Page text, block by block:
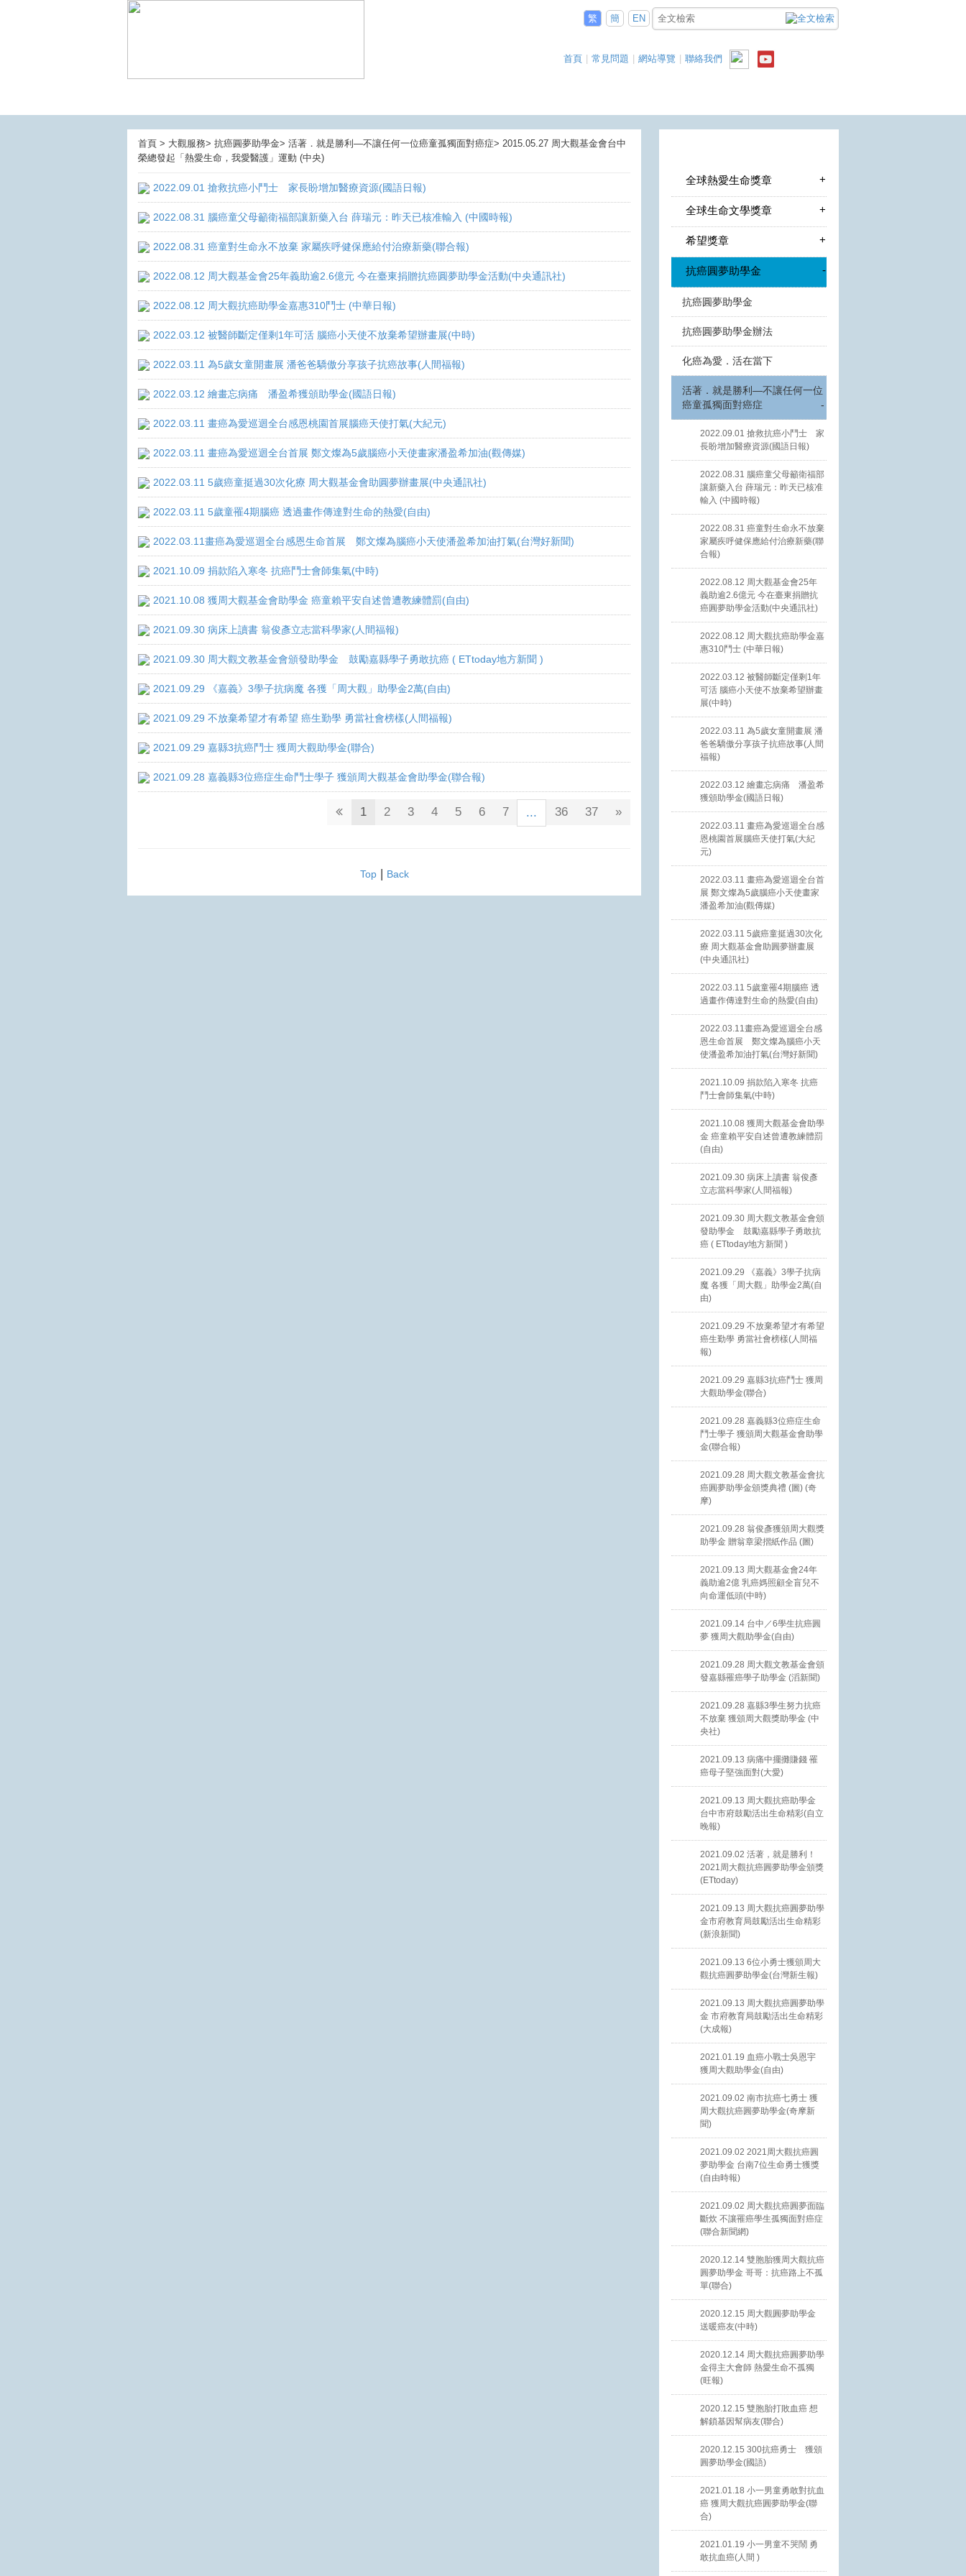
繁 簡 EN
首頁 常見問題 網站導覽 聯絡我們
首頁 > 大觀服務> 抗癌圓夢助學金> 活著．就是勝利—不讓任何一位癌童孤獨面對癌症> 2015.05.27 周大觀基金會台中
榮總發起「熱愛生命，我愛醫護」運動 (中央)
2022.09.01 搶救抗癌小鬥士 家長盼增加醫療資源(國語日報)
2022.08.31 腦癌童父母籲衛福部讓新藥入台 薛瑞元：昨天已核准輸入 (中國時報)
2022.08.31 癌童對生命永不放棄 家屬疾呼健保應給付治療新藥(聯合報)
2022.08.12 周大觀基金會25年義助逾2.6億元 今在臺東捐贈抗癌圓夢助學金活動(中央通訊社)
2022.08.12 周大觀抗癌助學金嘉惠310鬥士 (中華日報)
2022.03.12 被醫師斷定僅剩1年可活 腦癌小天使不放棄希望辦畫展(中時)
2022.03.11 為5歲女童開畫展 潘爸爸驕傲分享孩子抗癌故事(人間福報)
2022.03.12 繪畫忘病痛 潘盈希獲頒助學金(國語日報)
2022.03.11 畫癌為愛巡迴全台感恩桃園首展腦癌天使打氣(大紀元)
2022.03.11 畫癌為愛巡迴全台首展 鄭文燦為5歲腦癌小天使畫家潘盈希加油(觀傳媒)
2022.03.11 5歲癌童挺過30次化療 周大觀基金會助圓夢辦畫展(中央通訊社)
2022.03.11 5歲童罹4期腦癌 透過畫作傳達對生命的熱愛(自由)
2022.03.11畫癌為愛巡迴全台感恩生命首展 鄭文燦為腦癌小天使潘盈希加油打氣(台灣好新聞)
2021.10.09 捐款陷入寒冬 抗癌鬥士會師集氣(中時)
2021.10.08 獲周大觀基金會助學金 癌童賴平安自述曾遭教練體罰(自由)
2021.09.30 病床上讀書 翁俊彥立志當科學家(人間福報)
2021.09.30 周大觀文教基金會頒發助學金 鼓勵嘉縣學子勇敢抗癌 ( ETtoday地方新聞 )
2021.09.29 《嘉義》3學子抗病魔 各獲「周大觀」助學金2萬(自由)
2021.09.29 不放棄希望才有希望 癌生勤學 勇當社會榜樣(人間福報)
2021.09.29 嘉縣3抗癌鬥士 獲周大觀助學金(聯合)
2021.09.28 嘉義縣3位癌症生命鬥士學子 獲頒周大觀基金會助學金(聯合報)
1 2 3 4 5 6 7 ... 36 37 »
Top| Back
全球熱愛生命獎章 +
全球生命文學獎章 +
希望獎章 +
抗癌圓夢助學金 -
抗癌圓夢助學金
抗癌圓夢助學金辦法
化癌為愛．活在當下
活著．就是勝利—不讓任何一位
癌童孤獨面對癌症
-
2022.09.01 搶救抗癌小鬥士 家
長盼增加醫療資源(國語日報)
2022.08.31 腦癌童父母籲衛福部
讓新藥入台 薛瑞元：昨天已核准
輸入 (中國時報)
2022.08.31 癌童對生命永不放棄
家屬疾呼健保應給付治療新藥(聯
合報)
2022.08.12 周大觀基金會25年
義助逾2.6億元 今在臺東捐贈抗
癌圓夢助學金活動(中央通訊社)
2022.08.12 周大觀抗癌助學金嘉
惠310鬥士 (中華日報)
2022.03.12 被醫師斷定僅剩1年
可活 腦癌小天使不放棄希望辦畫
展(中時)
2022.03.11 為5歲女童開畫展 潘
爸爸驕傲分享孩子抗癌故事(人間
福報)
2022.03.12 繪畫忘病痛 潘盈希
獲頒助學金(國語日報)
2022.03.11 畫癌為愛巡迴全台感
恩桃園首展腦癌天使打氣(大紀
元)
2022.03.11 畫癌為愛巡迴全台首
展 鄭文燦為5歲腦癌小天使畫家
潘盈希加油(觀傳媒)
2022.03.11 5歲癌童挺過30次化
療 周大觀基金會助圓夢辦畫展
(中央通訊社)
2022.03.11 5歲童罹4期腦癌 透
過畫作傳達對生命的熱愛(自由)
2022.03.11畫癌為愛巡迴全台感
恩生命首展 鄭文燦為腦癌小天
使潘盈希加油打氣(台灣好新聞)
2021.10.09 捐款陷入寒冬 抗癌
鬥士會師集氣(中時)
2021.10.08 獲周大觀基金會助學
金 癌童賴平安自述曾遭教練體罰
(自由)
2021.09.30 病床上讀書 翁俊彥
立志當科學家(人間福報)
2021.09.30 周大觀文教基金會頒
發助學金 鼓勵嘉縣學子勇敢抗
癌 ( ETtoday地方新聞 )
2021.09.29 《嘉義》3學子抗病
魔 各獲「周大觀」助學金2萬(自
由)
2021.09.29 不放棄希望才有希望
癌生勤學 勇當社會榜樣(人間福
報)
2021.09.29 嘉縣3抗癌鬥士 獲周
大觀助學金(聯合)
2021.09.28 嘉義縣3位癌症生命
鬥士學子 獲頒周大觀基金會助學
金(聯合報)
2021.09.28 周大觀文教基金會抗
癌圓夢助學金頒獎典禮 (圖) (奇
摩)
2021.09.28 翁俊彥獲頒周大觀獎
助學金 贈翁章梁摺紙作品 (圖)
2021.09.13 周大觀基金會24年
義助逾2億 乳癌媽照顧全盲兒不
向命運低頭(中時)
2021.09.14 台中／6學生抗癌圓
夢 獲周大觀助學金(自由)
2021.09.28 周大觀文教基金會頒
發嘉縣罹癌學子助學金 (滔新聞)
2021.09.28 嘉縣3學生努力抗癌
不放棄 獲頒周大觀獎助學金 (中
央社)
2021.09.13 病痛中擺攤賺錢 罹
癌母子堅強面對(大愛)
2021.09.13 周大觀抗癌助學金
台中市府鼓勵活出生命精彩(自立
晚報)
2021.09.02 活著，就是勝利！
2021周大觀抗癌圓夢助學金頒獎
(ETtoday)
2021.09.13 周大觀抗癌圓夢助學
金市府教育局鼓勵活出生命精彩
(新浪新聞)
2021.09.13 6位小勇士獲頒周大
觀抗癌圓夢助學金(台灣新生報)
2021.09.13 周大觀抗癌圓夢助學
金 市府教育局鼓勵活出生命精彩
(大成報)
2021.01.19 血癌小戰士吳恩宇
獲周大觀助學金(自由)
2021.09.02 南市抗癌七勇士 獲
周大觀抗癌圓夢助學金(奇摩新
聞)
2021.09.02 2021周大觀抗癌圓
夢助學金 台南7位生命勇士獲獎
(自由時報)
2021.09.02 周大觀抗癌圓夢面臨
斷炊 不讓罹癌學生孤獨面對癌症
(聯合新聞網)
2020.12.14 雙胞胎獲周大觀抗癌
圓夢助學金 哥哥：抗癌路上不孤
單(聯合)
2020.12.15 周大觀圓夢助學金
送暖癌友(中時)
2020.12.14 周大觀抗癌圓夢助學
金得主大會師 熱愛生命不孤獨
(旺報)
2020.12.15 雙胞胎打敗血癌 想
解鎖基因幫病友(聯合)
2020.12.15 300抗癌勇士 獲頒
圓夢助學金(國語)
2021.01.18 小一男童勇敢對抗血
癌 獲周大觀抗癌圓夢助學金(聯
合)
2021.01.19 小一男童不哭鬧 勇
敢抗血癌(人間 )